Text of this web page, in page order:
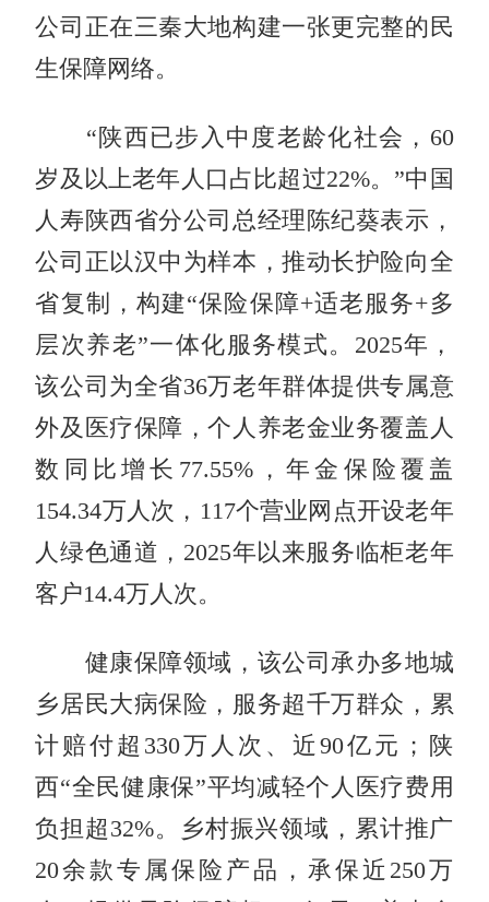
公司正在三秦大地构建一张更完整的民
生保障网络。
“陕西已步入中度老龄化社会，60
岁及以上老年人口占比超过22%。”中国
人寿陕西省分公司总经理陈纪葵表示，
公司正以汉中为样本，推动长护险向全
省复制，构建“保险保障+适老服务+多
层次养老”一体化服务模式。2025年，
该公司为全省36万老年群体提供专属意
外及医疗保障，个人养老金业务覆盖人
数同比增长77.55%，年金保险覆盖
154.34万人次，117个营业网点开设老年
人绿色通道，2025年以来服务临柜老年
客户14.4万人次。
健康保障领域，该公司承办多地城
乡居民大病保险，服务超千万群众，累
计赔付超330万人次、近90亿元；陕
西“全民健康保”平均减轻个人医疗费用
负担超32%。乡村振兴领域，累计推广
20余款专属保险产品，承保近250万